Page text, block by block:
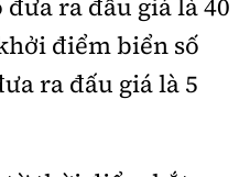
Nga
Sơn Tùng,
Hùng
hành:
điểm biển số
ra đấu giá là 5